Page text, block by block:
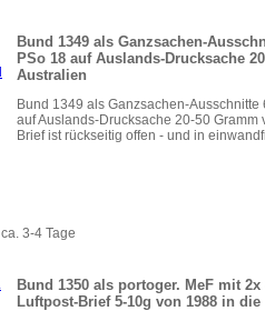
Bund 1349 als Ganzsachen-
PSo 18 auf Auslands-Drucksache
Australien
Bund 1349 als Ganzsachen-Ausschnitte
auf Auslands-Drucksache 20-50 Gramm
Brief ist rückseitig offen - und in
ca. 3-4 Tage
Bund 1350 als portoger. MeF mit
Luftpost-Brief 5-10g von 1988 in die